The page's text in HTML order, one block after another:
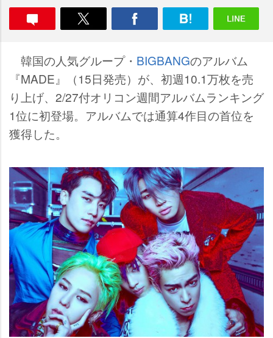
韓国の人気グループ・ BIGBANGのアルバム
『MADE』（15日発売）が、初週10.1万枚を売
り上げ、2/27付オリコン週間アルバムランキング
1位に初登場。アルバムでは通算4作目の首位を
獲得した。